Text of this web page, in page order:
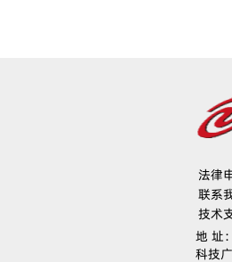
法律
联系
技术
地 址：
科技